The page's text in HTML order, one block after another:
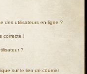
des utilisateurs en ligne ?
correcte !
?
sur le lien de courrier